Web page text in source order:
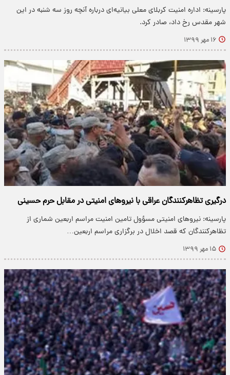
پارسینه: اداره امنیت کربلای معلی بیانیه‌ای درباره آنچه روز سه شنبه در این
شهر مقدس رخ داد، صادر کرد.
۱۶ مهر ۱۳۹۹
درگیری تظاهرکنندگان عراقی با نیرو‌های امنیتی در مقابل حرم حسینی
پارسینه: نیرو‌های امنیتی مسؤول تامین امنیت مراسم اربعین شماری از
تظاهرکنندگان که قصد اخلال در برگزاری مراسم اربعین…
۱۵ مهر ۱۳۹۹